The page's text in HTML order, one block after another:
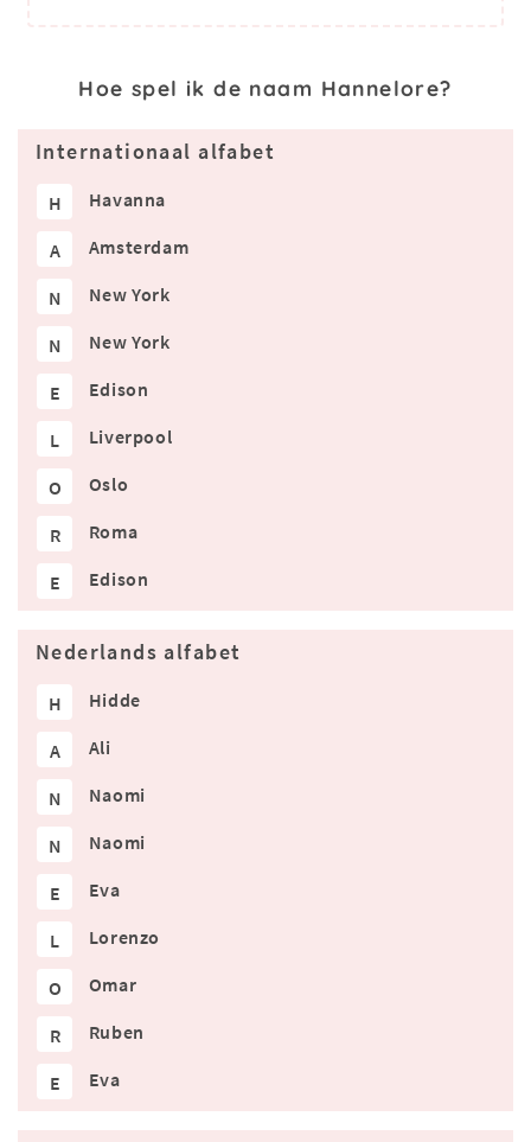
Hoe spel ik de naam Hannelore?
Internationaal alfabet
H Havanna
A Amsterdam
N New York
N New York
E Edison
L Liverpool
O Oslo
R Roma
E Edison
Nederlands alfabet
H Hidde
A Ali
N Naomi
N Naomi
E Eva
L Lorenzo
O Omar
R Ruben
E Eva